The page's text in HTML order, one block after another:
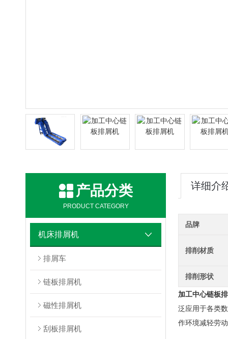
产品分类
PRODUCT CATEGORY
机床排屑机
排屑车
链板排屑机
磁性排屑机
刮板排屑机
详细介
品牌
排削材质
排削形状
加工中心链板
泛应用于各类
作环境减轻劳